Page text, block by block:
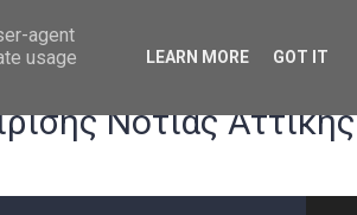
Νότιας Αττικής
agent
usage
LEARN MORE GOT IT